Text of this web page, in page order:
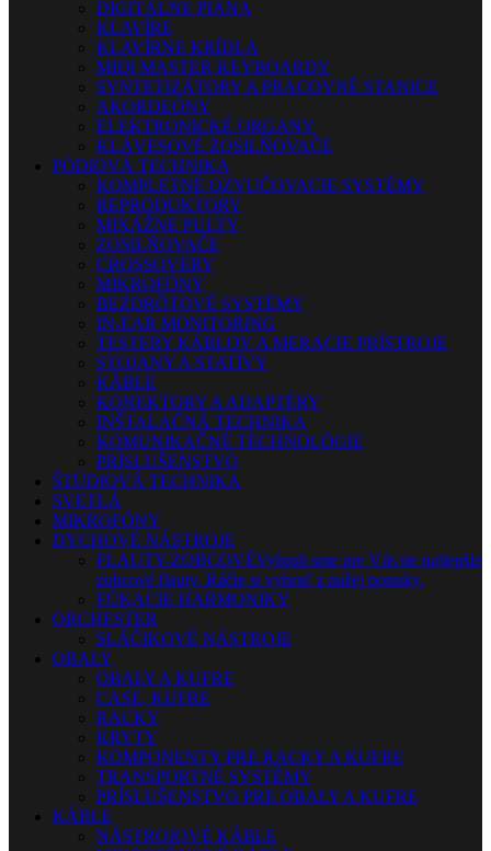
DIGITÁLNE PIÁNA
KLAVÍRE
KLAVÍRNE KRÍDLA
MIDI MASTER KEYBOARDY
SYNTETIZÁTORY A PRACOVNÉ STANICE
AKORDEÓNY
ELEKTRONICKÉ ORGANY
KLÁVESOVÉ ZOSILŇOVAČE
PÓDIOVÁ TECHNIKA
KOMPLETNÉ OZVUČOVACIE SYSTÉMY
REPRODUKTORY
MIXÁŽNE PULTY
ZOSILŇOVAČE
CROSSOVERY
MIKROFÓNY
BEZDRÔTOVÉ SYSTÉMY
IN-EAR MONITORING
TESTERY KÁBLOV A MERACIE PRÍSTROJE
STOJANY A STATÍVY
KÁBLE
KONEKTORY A ADAPTÉRY
INŠTALAČNÁ TECHNIKA
KOMUNIKAČNÉ TECHNOLÓGIE
PRÍSLUŠENSTVO
ŠTÚDIOVÁ TECHNIKA
SVETLÁ
MIKROFÓNY
DYCHOVÉ NÁSTROJE
FLAUTY-ZOBCOVÉVybrali sme pre Vás tie najlepšie
zobcové flauty. Ráčte si vybrať z našej ponuky.
FÚKACIE HARMONIKY
ORCHESTER
SLÁČIKOVÉ NÁSTROJE
OBALY
OBALY A KUFRE
CASE, KUFRE
RACKY
KRYTY
KOMPONENTY PRE RACKY A KUFRE
TRANSPORTNÉ SYSTÉMY
PRÍSLUŠENSTVO PRE OBALY A KUFRE
KÁBLE
NÁSTROJOVÉ KÁBLE